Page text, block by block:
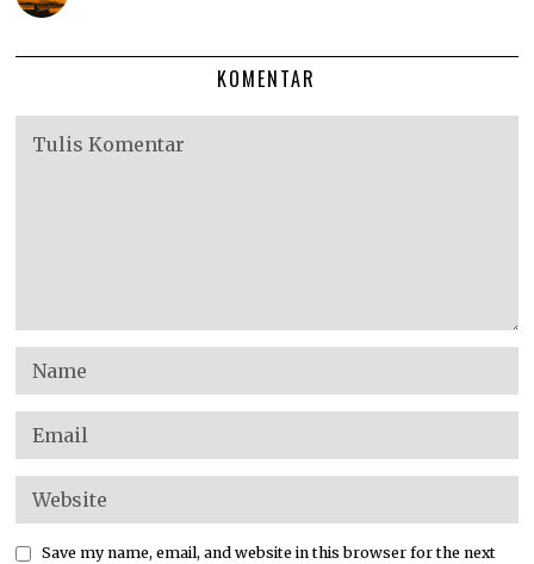
KOMENTAR
Save my name, email, and website in this browser for the next